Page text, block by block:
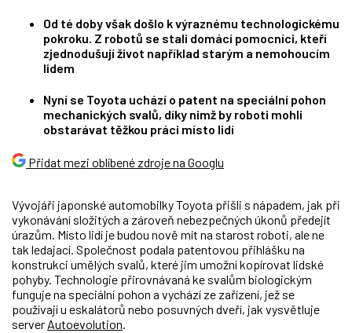
Od té doby však došlo k výraznému technologickému
pokroku. Z robotů se stali domácí pomocníci, kteří
zjednodušují život například starým a nemohoucím
lidem
Nyní se Toyota uchází o patent na speciální pohon
mechanických svalů, díky nimž by roboti mohli
obstarávat těžkou práci místo lidí
Přidat mezi oblíbené zdroje na Googlu
Vývojáři japonské automobilky Toyota přišli s nápadem, jak při
vykonávání složitých a zároveň nebezpečných úkonů předejít
úrazům. Místo lidí je budou nově mít na starost roboti, ale ne
tak ledajací. Společnost podala patentovou přihlášku na
konstrukci umělých svalů, které jim umožní kopírovat lidské
pohyby. Technologie přirovnávaná ke svalům biologickým
funguje na speciální pohon a vychází ze zařízení, jež se
používají u eskalátorů nebo posuvných dveří, jak vysvětluje
server Autoevolution.